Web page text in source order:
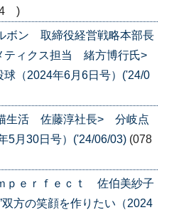
)
ボン 取締役経営戦略本部長
ティクス担当 緒方博行氏>
（2024年6月6日号）('24/0
生活 佐藤淳社長> 分岐点
5月30日号）('24/06/03) (078
ｐｅｒｆｅｃｔ 佐伯美紗子
方の笑顔を作りたい（2024